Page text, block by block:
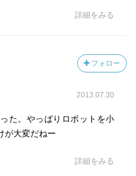
詳細をみる
フォロー
2013.07.30
た。やっぱりロボットを小
が大変だねー
詳細をみる